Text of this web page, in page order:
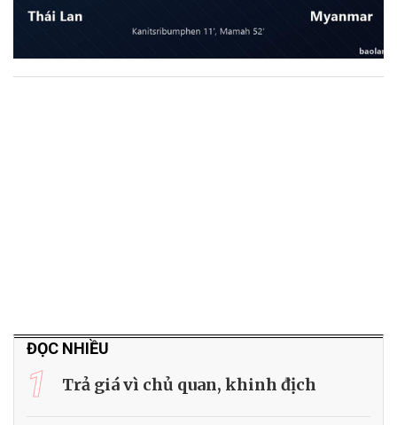
ĐỌC NHIỀU
1 Trả giá vì chủ quan, khinh địch